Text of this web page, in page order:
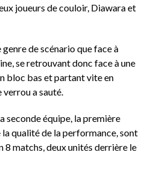
joueurs de couloir, Diawara et
de scénario que face à
se retrouvant donc face à une
bloc bas et partant vite en
a sauté.
seconde équipe, la première
qualité de la performance, sont
8 matchs, deux unités derrière le